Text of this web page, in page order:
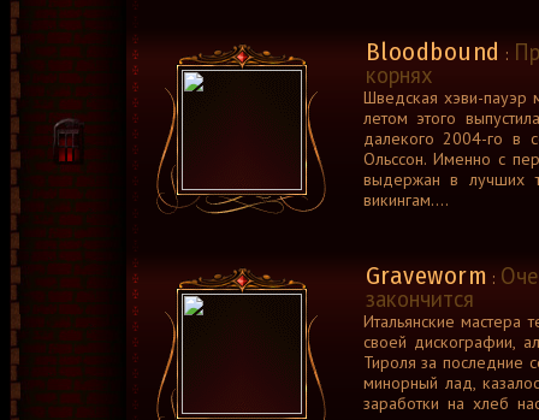
Bloodbound :
корнях
Шведская хэви-пауэр
летом этого
далекого 2004-го в
Ольссон. Именно с
выдержан в лучших
викингам....
Graveworm :
закончится
Итальянские мастера
своей дискографии,
Тироля за последние
минорный лад,
заработки на хлеб